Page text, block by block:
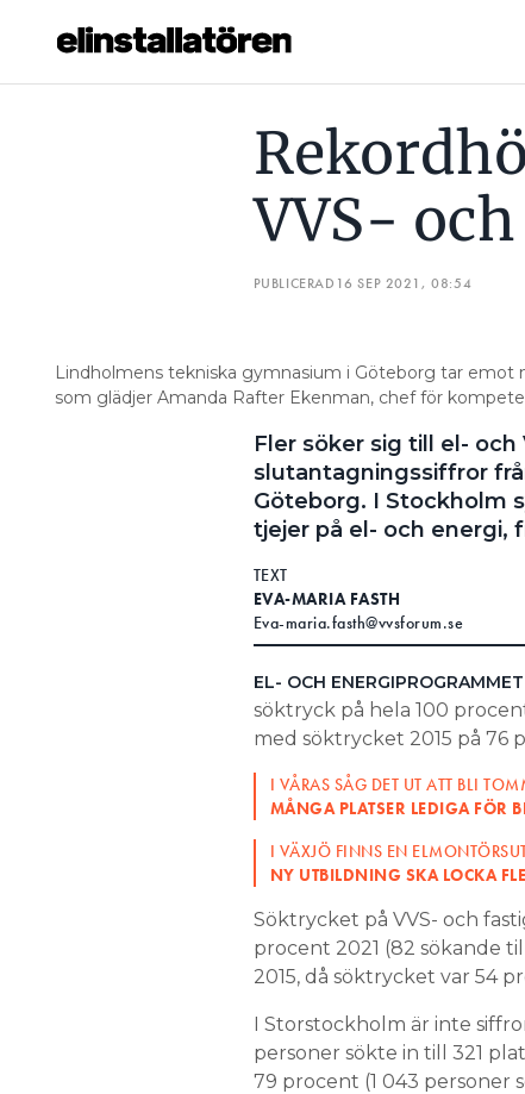
Hantera prenumeration
Läs E-tidningen
VVS-
PUBLICERAD 16 SEP 2021, 08:54
Lindholmens tekniska gymnasium i Göteborg tar emot
som glädjer Amanda Rafter Ekenman, chef för
Fler söker sig till el-
slutantagningssiffror
Göteborg. I Stockholm
tjejer på el- och energi,
TEXT
EVA-MARIA FASTH
Eva-maria.fasth@vvsforum.se
EL- OCH
söktryck på hela 100
med söktrycket 2015 på 76
I VÅRAS SÅG DET UT ATT BLI
MÅNGA PLATSER LEDIGA FÖR
I VÄXJÖ FINNS EN
NY UTBILDNING SKA LOCKA
Söktrycket på VVS- och
procent 2021 (82 sökande
2015, då söktrycket var 54
I Storstockholm är inte
personer sökte in till 321
79 procent (1 043 personer
REKORDHÖGT SÖKTRYCK TILL VVS- OCH ELPROGRAMMEN